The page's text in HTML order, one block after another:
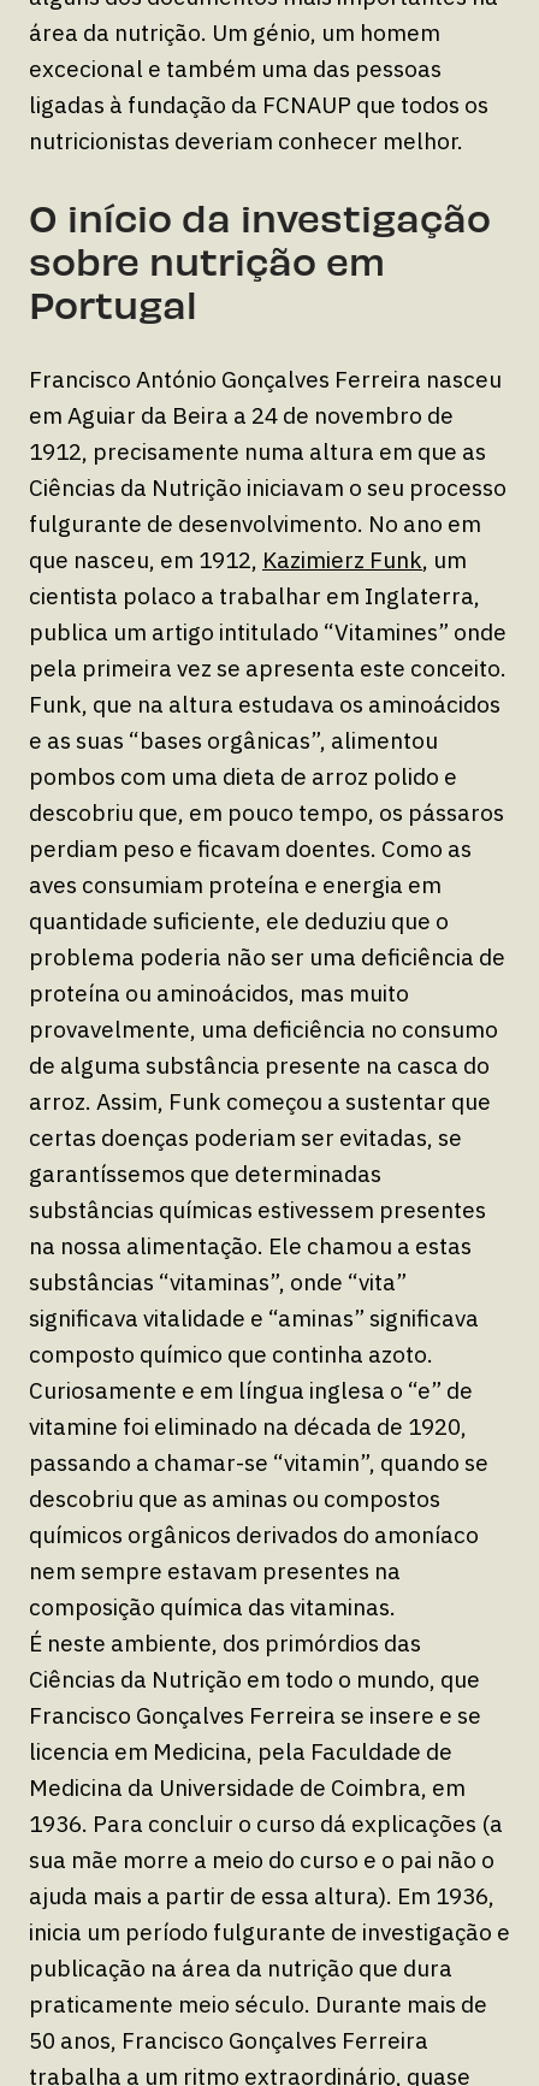
área da nutrição. Um génio, um homem
excecional e também uma das pessoas
ligadas à fundação da FCNAUP que todos os
nutricionistas deveriam conhecer melhor.
O início da investigação
sobre nutrição em
Portugal
Francisco António Gonçalves Ferreira nasceu
em Aguiar da Beira a 24 de novembro de
1912, precisamente numa altura em que as
Ciências da Nutrição iniciavam o seu processo
fulgurante de desenvolvimento. No ano em
que nasceu, em 1912, Kazimierz Funk, um
cientista polaco a trabalhar em Inglaterra,
publica um artigo intitulado “Vitamines” onde
pela primeira vez se apresenta este conceito.
Funk, que na altura estudava os aminoácidos
e as suas “bases orgânicas”, alimentou
pombos com uma dieta de arroz polido e
descobriu que, em pouco tempo, os pássaros
perdiam peso e ficavam doentes. Como as
aves consumiam proteína e energia em
quantidade suficiente, ele deduziu que o
problema poderia não ser uma deficiência de
proteína ou aminoácidos, mas muito
provavelmente, uma deficiência no consumo
de alguma substância presente na casca do
arroz. Assim, Funk começou a sustentar que
certas doenças poderiam ser evitadas, se
garantíssemos que determinadas
substâncias químicas estivessem presentes
na nossa alimentação. Ele chamou a estas
substâncias “vitaminas”, onde “vita”
significava vitalidade e “aminas” significava
composto químico que continha azoto.
Curiosamente e em língua inglesa o “e” de
vitamine foi eliminado na década de 1920,
passando a chamar-se “vitamin”, quando se
descobriu que as aminas ou compostos
químicos orgânicos derivados do amoníaco
nem sempre estavam presentes na
composição química das vitaminas.
É neste ambiente, dos primórdios das
Ciências da Nutrição em todo o mundo, que
Francisco Gonçalves Ferreira se insere e se
licencia em Medicina, pela Faculdade de
Medicina da Universidade de Coimbra, em
1936. Para concluir o curso dá explicações (a
sua mãe morre a meio do curso e o pai não o
ajuda mais a partir de essa altura). Em 1936,
inicia um período fulgurante de investigação e
publicação na área da nutrição que dura
praticamente meio século. Durante mais de
50 anos, Francisco Gonçalves Ferreira
trabalha a um ritmo extraordinário, quase